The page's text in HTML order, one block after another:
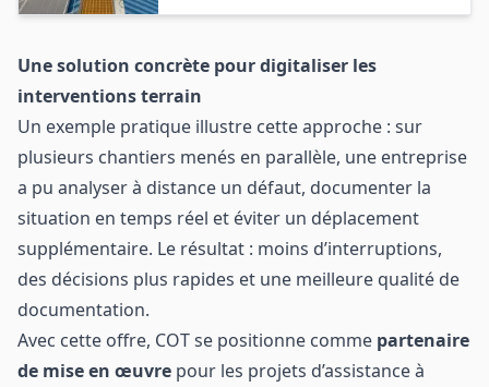
Une solution concrète pour digitaliser les
interventions terrain
Un exemple pratique illustre cette approche : sur
plusieurs chantiers menés en parallèle, une entreprise
a pu analyser à distance un défaut, documenter la
situation en temps réel et éviter un déplacement
supplémentaire. Le résultat : moins d’interruptions,
des décisions plus rapides et une meilleure qualité de
documentation.
Avec cette offre, COT se positionne comme partenaire
de mise en œuvre pour les projets d’assistance à